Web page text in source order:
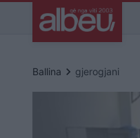
Ballina keyboard_arrow_right gjerogjani